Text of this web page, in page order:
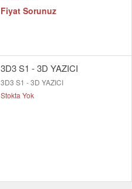
Fiyat Sorunuz
3D3 S1 - 3D YAZICI
3D3 S1 - 3D YAZICI
Stokta Yok